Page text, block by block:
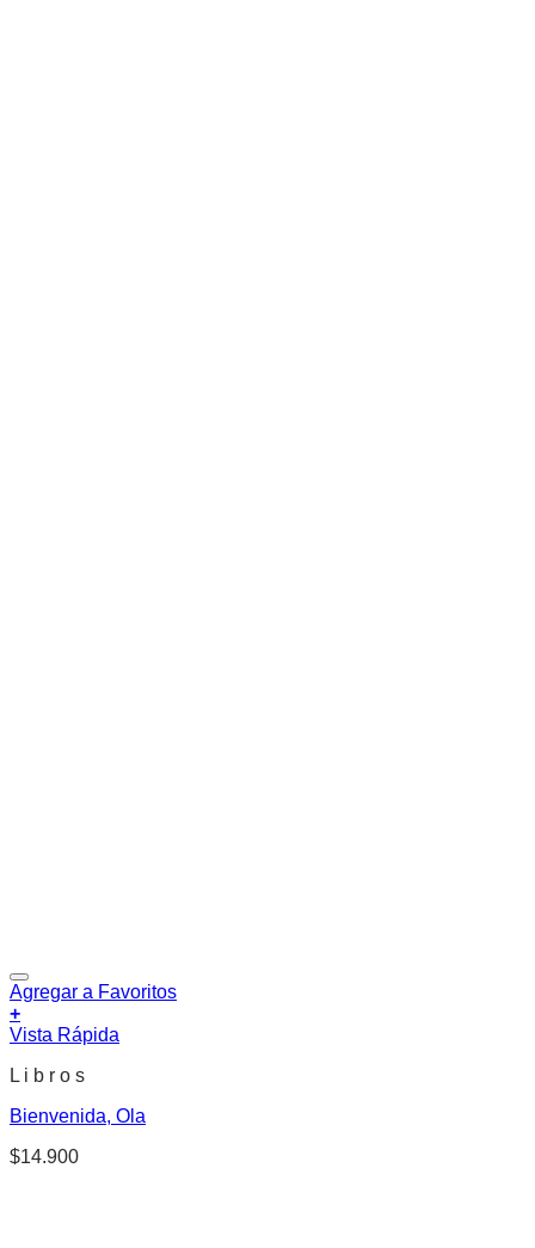
Agregar a Favoritos
+
Vista Rápida
L i b r o s
Bienvenida, Ola
$14.900